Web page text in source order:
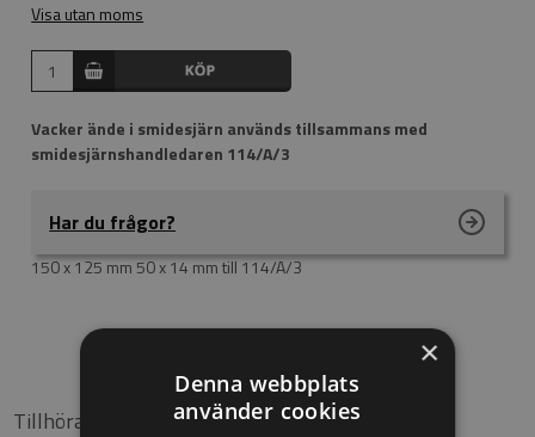
Visa utan moms
Vacker ände i smidesjärn används tillsammans med
smidesjärnshandledaren 114/A/3
Har du frågor?
150 x 125 mm 50 x 14 mm till 114/A/3
Tillhörande produkter
×
Denna webbplats
använder cookies